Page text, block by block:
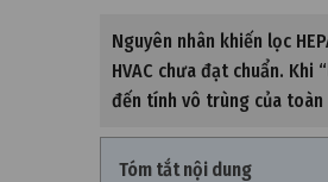
Nguyên nhân khiến lọc
HVAC chưa đạt chuẩn.
đến tính vô trùng của toàn
Tóm tắt nội dung